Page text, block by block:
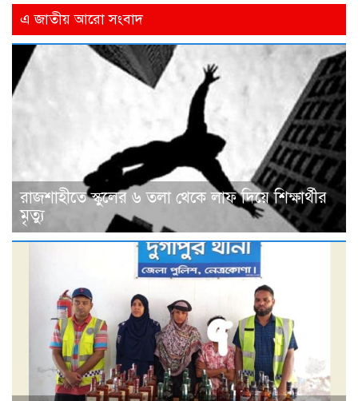
এ জাতীয় আরো সংবাদ
রাজশাহীতে স্কুলের ৬ তলা থেকে লাফ দিয়ে শিক্ষার্থীর
মৃত্যু